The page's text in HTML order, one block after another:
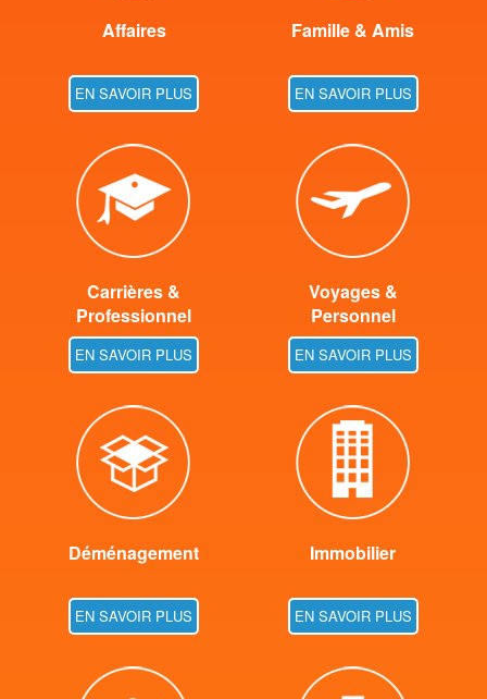
Affaires
EN SAVOIR PLUS
Famille & Amis
EN SAVOIR PLUS
Carrières &
Professionnel
EN SAVOIR PLUS
Voyages &
Personnel
EN SAVOIR PLUS
Déménagement
EN SAVOIR PLUS
Immobilier
EN SAVOIR PLUS